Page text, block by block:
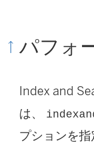
パフォ
Index and
は、
プションを指